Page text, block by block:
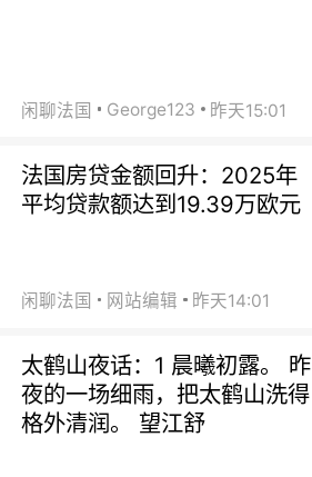
闲聊法国 George123 昨天15:01
法国房贷金额回升：2025年
平均贷款额达到19.39万欧元
闲聊法国 网站编辑 昨天14:01
太鹤山夜话：1 晨曦初露。 昨
夜的一场细雨，把太鹤山洗得
格外清润。 望江舒